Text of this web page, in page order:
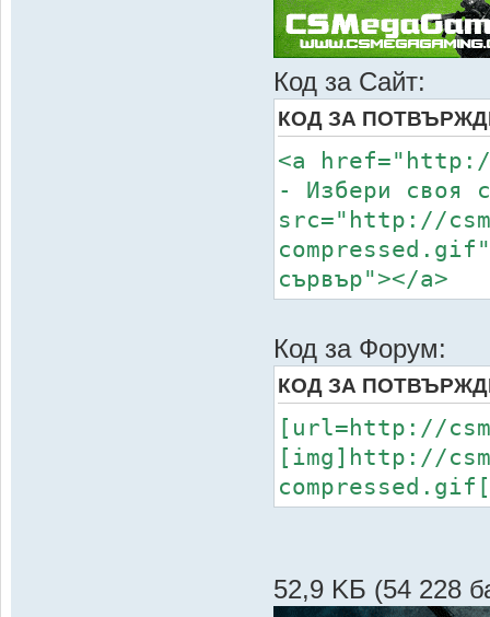
Код за Сайт:
КОД ЗА
<a href="http://
- Избери своя
src="http://
сървър"></a>
Код за Форум:
КОД ЗА
[url=http://
[img]http://
52,9 KБ (54 228